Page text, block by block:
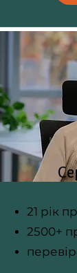
21 рік
2500+